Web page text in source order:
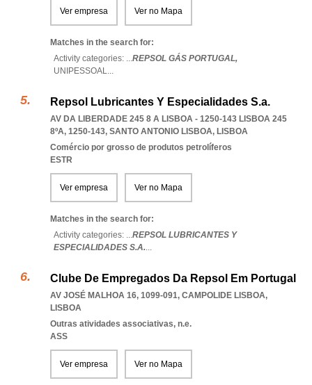
Ver empresa Ver no Mapa
Matches in the search for:
Activity categories: ...REPSOL GÁS PORTUGAL,
UNIPESSOAL...
Repsol Lubricantes Y Especialidades S.a.
AV DA LIBERDADE 245 8 A LISBOA - 1250-143 LISBOA 245
8ºA, 1250-143, SANTO ANTONIO LISBOA, LISBOA
Comércio por grosso de produtos petrolíferos
ESTR
Ver empresa Ver no Mapa
Matches in the search for:
Activity categories: ...REPSOL LUBRICANTES Y
ESPECIALIDADES S.A....
Clube De Empregados Da Repsol Em Portugal
AV JOSÉ MALHOA 16, 1099-091, CAMPOLIDE LISBOA,
LISBOA
Outras atividades associativas, n.e.
ASS
Ver empresa Ver no Mapa